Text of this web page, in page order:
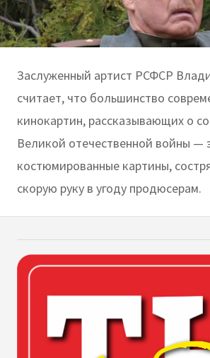
Заслуженный артист РСФСР
считает, что большинство
кинокартин, рассказывающих о
Великой отечественной войны —
костюмированные картины,
скорую руку в угоду продюсерам.